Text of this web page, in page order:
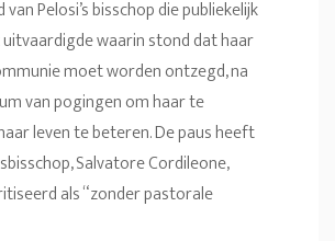
Pelosi’s bisschop die publiekelijk
waarin stond dat haar
moet worden ontzegd, na
van pogingen om haar te
leven te beteren. De paus heeft
Salvatore Cordileone,
als “zonder pastorale